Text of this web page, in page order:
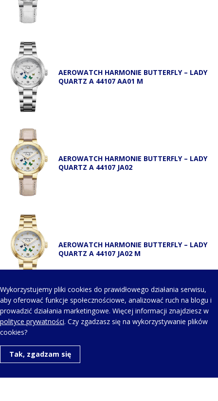
AEROWATCH HARMONIE BUTTERFLY – LADY
QUARTZ A 44107 AA01 M
AEROWATCH HARMONIE BUTTERFLY – LADY
QUARTZ A 44107 JA02
AEROWATCH HARMONIE BUTTERFLY – LADY
QUARTZ A 44107 JA02 M
KONTAKT Z NAMI
Telefon kontaktowy:
+48 123 454 514
Wykorzystujemy pliki cookies do prawidłowego działania serwisu,
aby oferować funkcje społecznościowe, analizować ruch na blogu i
prowadzić działania marketingowe. Więcej informacji znajdziesz w
polityce prywatności. Czy zgadzasz się na wykorzystywanie plików
cookies?
Tak, zgadzam się